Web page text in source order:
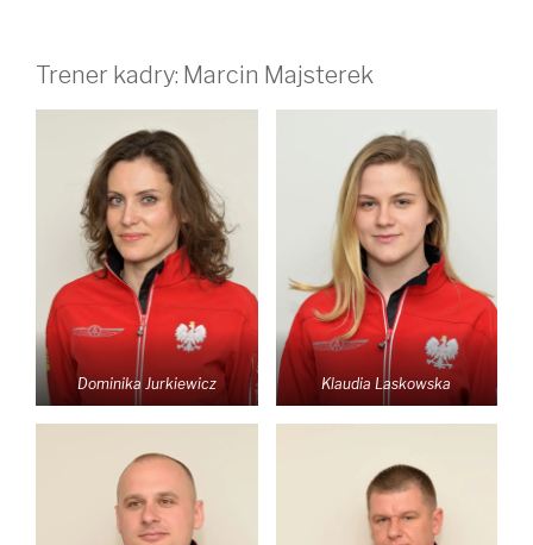
Trener kadry: Marcin Majsterek
Dominika Jurkiewicz Klaudia Laskowska